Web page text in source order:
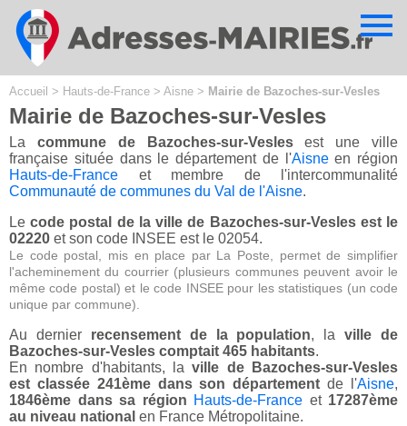
Accueil > Hauts-de-France > Aisne > Mairie de Bazoches-sur-Vesles
Mairie de Bazoches-sur-Vesles
La commune de Bazoches-sur-Veslesest une ville
française située dans le département de l'Aisneen région
Hauts-de-France et membre de l'intercommunalité
Communauté de communes du Val de l'Aisne.
Lecode postal de la ville de Bazoches-sur-Vesles est le
02220 et son code INSEE est le 02054.
Le code postal, mis en place par La Poste, permet de simplifier
l'acheminement du courrier (plusieurs communes peuvent avoir le
même code postal) et le code INSEE pour les statistiques (un code
unique par commune).
Au dernier recensement de la population, laville de
Bazoches-sur-Vesles comptait 465 habitants.
En nombre d'habitants, laville de Bazoches-sur-Vesles
est classée 241ème dans son département de l'Aisne,
1846ème dans sa région Hauts-de-France et 17287ème
au niveau national en France Métropolitaine.
Cookies management panel